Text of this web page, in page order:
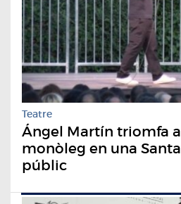
Teatre
Ángel Martín triomfa
monòleg en una
públic